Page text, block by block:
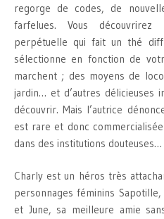
regorge de codes, de
farfelues. Vous
perpétuelle qui fait un thé
sélectionne en fonction de
marchent ; des moyens de
jardin… et d’autres délicieuses
découvrir. Mais l’autrice
est rare et donc
dans des institutions douteuses…
Charly est un héros très
personnages féminins
et June, sa meilleure amie